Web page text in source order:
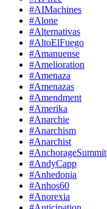
#AIMachines
#Alone
#Alternativas
#AltoElFuego
#Amanuense
#Amelioration
#Amenaza
#Amenazas
#Amendment
#Amerika
#Anarchie
#Anarchism
#Anarchist
#AnchorageSummit
#AndyCapp
#Anhedonia
#Anhos60
#Anorexia